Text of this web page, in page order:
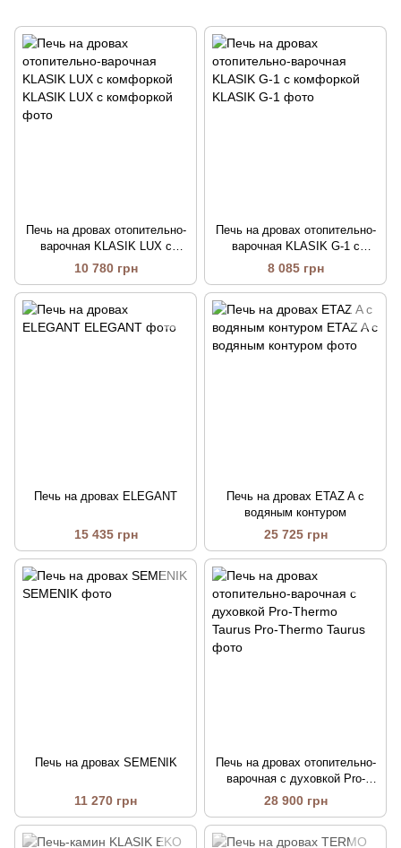
Печь на дровах отопительно-
варочная KLASIK LUX с
комфоркой
10 780 грн
Печь на дровах отопительно-
варочная KLASIK G-1 с
комфоркой
8 085 грн
Печь на дровах ELEGANT
15 435 грн
Печь на дровах ETAZ A с
водяным контуром
25 725 грн
Печь на дровах SEMENIK
11 270 грн
Печь на дровах отопительно-
варочная с духовкой Pro-
Thermo Taurus
28 900 грн